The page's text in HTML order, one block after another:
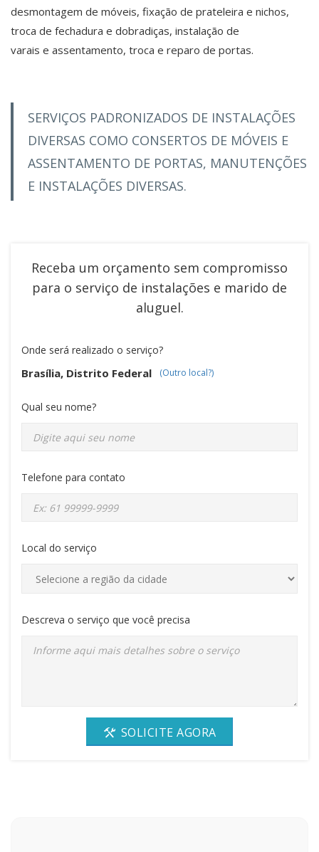
desmontagem de móveis, fixação de prateleira e nichos,
troca de fechadura e dobradiças, instalação de
varais e assentamento, troca e reparo de portas.
SERVIÇOS PADRONIZADOS DE INSTALAÇÕES
DIVERSAS COMO CONSERTOS DE MÓVEIS E
ASSENTAMENTO DE PORTAS, MANUTENÇÕES
E INSTALAÇÕES DIVERSAS.
Receba um orçamento sem compromisso
para o serviço de instalações e marido de
aluguel.
Onde será realizado o serviço?
Brasília, Distrito Federal (Outro local?)
Qual seu nome?
Telefone para contato
Local do serviço
Descreva o serviço que você precisa
SOLICITE AGORA